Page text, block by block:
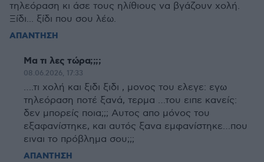
τηλεόραση κι άσε τους ηλίθιους να βγάζουν χολή.
Ξίδι... ξίδι που σου λέω.
ΑΠΑΝΤΗΣΗ
Μα τι λες τώρα;;;;
08.06.2026, 17:33
….τι χολή και ξιδι ξιδι , μονος του ελεγε: εγω
τηλεόραση ποτέ ξανά, τερμα …του ειπε κανείς:
δεν μπορείς ποια;;; Αυτος απο μόνος του
εξαφανίστηκε, και αυτός ξανα εμφανίστηκε…που
ειναι το πρόβλημα σου;;;
ΑΠΑΝΤΗΣΗ